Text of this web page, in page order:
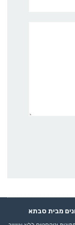
מבית סבתא